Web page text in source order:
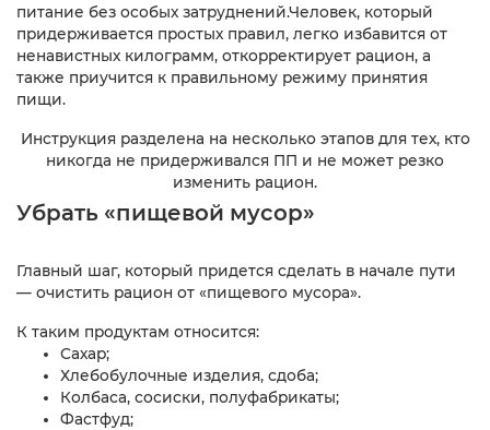
питание без особых затруднений.Человек, который
придерживается простых правил, легко избавится от
ненавистных килограмм, откорректирует рацион, а
также приучится к правильному режиму принятия
пищи.
Инструкция разделена на несколько этапов для тех, кто
никогда не придерживался ПП и не может резко
изменить рацион.
Убрать «пищевой мусор»
Главный шаг, который придется сделать в начале пути
— очистить рацион от «пищевого мусора».
К таким продуктам относится:
Сахар;
Хлебобулочные изделия, сдоба;
Колбаса, сосиски, полуфабрикаты;
Фастфуд;